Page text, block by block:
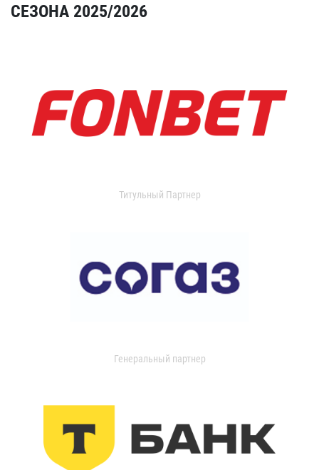
СЕЗОНА 2025/2026
Титульный Партнер
Генеральный партнер